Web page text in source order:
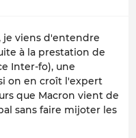
je viens d'entendre
à la prestation de
Inter-fo), une
on en croît l'expert
que Macron vient de
sans faire mijoter les